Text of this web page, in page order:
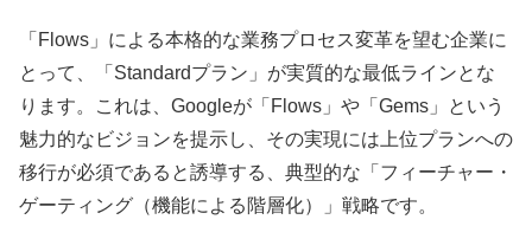
「Flows」による本格的な業務プロセス変革を望む企業に
とって、「Standardプラン」が実質的な最低ラインとな
ります。これは、Googleが「Flows」や「Gems」という
魅力的なビジョンを提示し、その実現には上位プランへの
移行が必須であると誘導する、典型的な「フィーチャー・
ゲーティング（機能による階層化）」戦略です。